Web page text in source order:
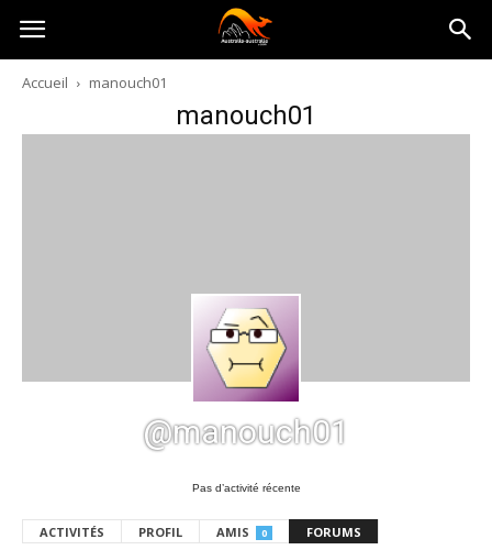
Australia-
australie.com
Accueil manouch01
manouch01
@manouch01
Pas d’activité récente
ACTIVITÉS PROFIL AMIS 0 FORUMS